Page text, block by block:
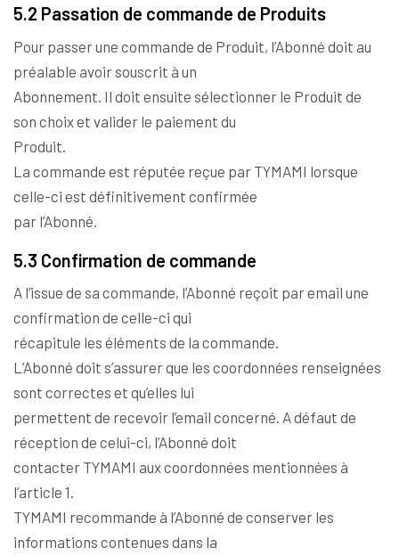
5.2 Passation de commande de Produits
Pour passer une commande de Produit, l’Abonné doit au
préalable avoir souscrit à un
Abonnement. Il doit ensuite sélectionner le Produit de
son choix et valider le paiement du
Produit.
La commande est réputée reçue par TYMAMI lorsque
celle-ci est définitivement confirmée
par l’Abonné.
5.3 Confirmation de commande
A l’issue de sa commande, l’Abonné reçoit par email une
confirmation de celle-ci qui
récapitule les éléments de la commande.
L’Abonné doit s’assurer que les coordonnées renseignées
sont correctes et qu’elles lui
permettent de recevoir l’email concerné. A défaut de
réception de celui-ci, l’Abonné doit
contacter TYMAMI aux coordonnées mentionnées à
l’article 1.
TYMAMI recommande à l’Abonné de conserver les
informations contenues dans la